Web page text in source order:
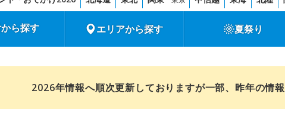
ら探す エリアから探す 夏祭り
2026年情報へ順次更新しておりますが一部、昨年の情